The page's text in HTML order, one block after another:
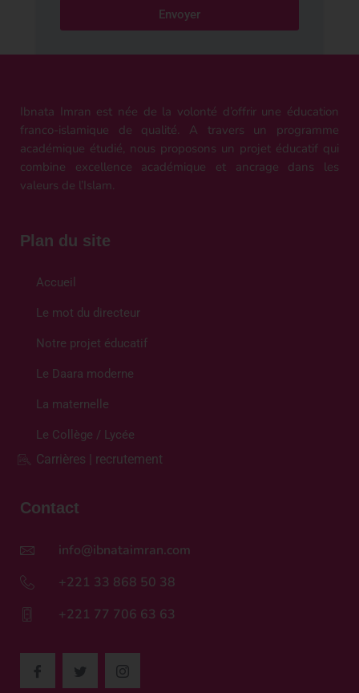
Envoyer
Ibnata Imran est née de la volonté d’offrir une éducation
franco-islamique de qualité. A travers un programme
académique étudié, nous proposons un projet éducatif qui
combine excellence académique et ancrage dans les
valeurs de l’Islam.
Plan du site
Accueil
Le mot du directeur
Notre projet éducatif
Le Daara moderne
La maternelle
Le Collège / Lycée
Carrières | recrutement
Contact
info@ibnataimran.com
+221 33 868 50 38
+221 77 706 63 63